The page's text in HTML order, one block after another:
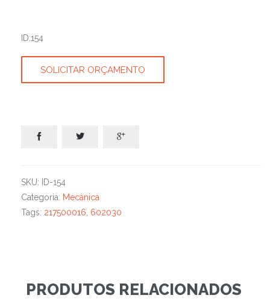
ID:154
SOLICITAR ORÇAMENTO
  
SKU:
ID-154
Categoria: Mecânica
Tags: 217500016, 602030
PRODUTOS RELACIONADOS